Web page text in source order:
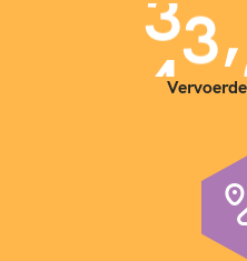
40,